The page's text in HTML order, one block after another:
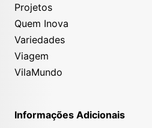
Projetos
Quem Inova
Variedades
Viagem
VilaMundo
Informações Adicionais